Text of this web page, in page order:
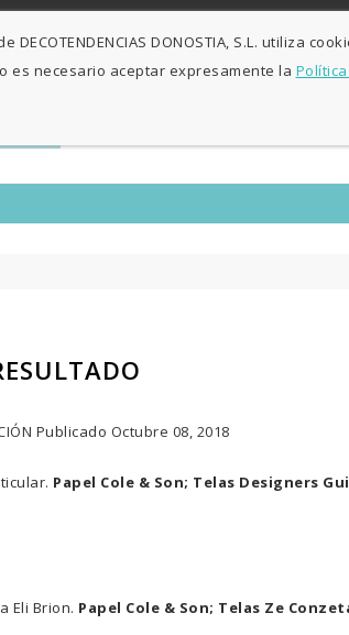
Publicado Octubre 08, 2018
Papel Cole & Son; Telas Designers
Eli Brion. Papel Cole & Son; Telas Ze
DECOTENDENCIAS DONOSTIA, S.L. utiliza
es necesario aceptar expresamente la